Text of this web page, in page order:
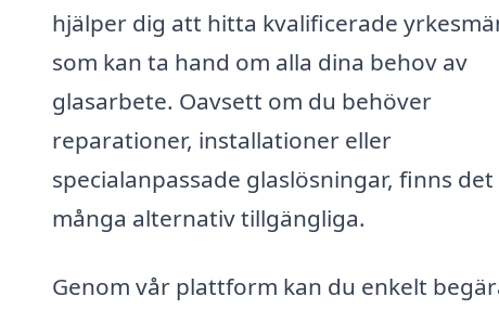
hjälper dig att hitta kvalificerade
som kan ta hand om alla dina behov av
glasarbete. Oavsett om du behöver
reparationer, installationer eller
specialanpassade glaslösningar, finns det
många alternativ tillgängliga.
Genom vår plattform kan du enkelt